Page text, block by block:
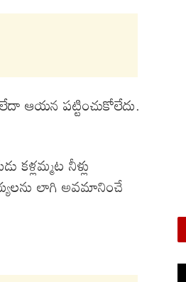
ఆయన పట్టించుకోలేదు.
నీళ్లు
లాగి అవమానించే